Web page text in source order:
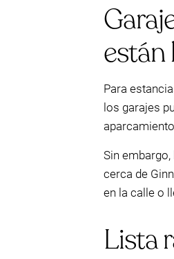
están
Para
los garajes
Sin
cerca de
en la calle o
Lista